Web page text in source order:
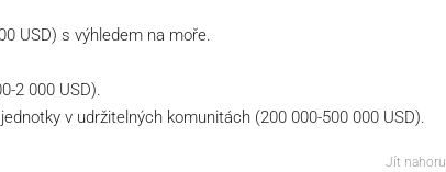
USD) s výhledem na moře.
2 000 USD).
v udržitelných komunitách (200 000-500 000 USD).
Jít nahoru